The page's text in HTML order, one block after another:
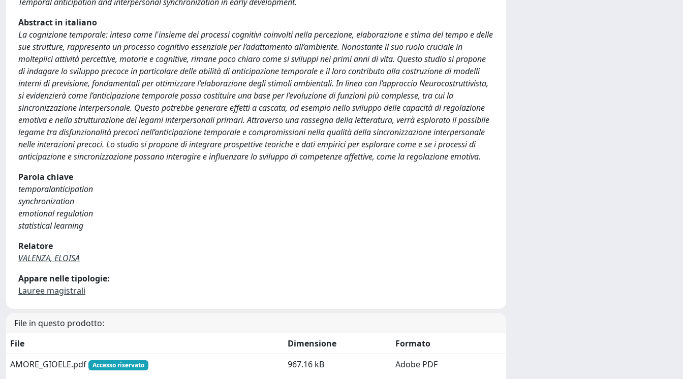
Abstract in italiano
La cognizione temporale: intesa come l'insieme dei processi cognitivi coinvolti nella percezione, elaborazione e stima del tempo e delle
sue strutture, rappresenta un processo cognitivo essenziale per l’adattamento all’ambiente. Nonostante il suo ruolo cruciale in
molteplici attività percettive, motorie e cognitive, rimane poco chiaro come si sviluppi nei primi anni di vita. Questo studio si propone
di indagare lo sviluppo precoce in particolare delle abilità di anticipazione temporale e il loro contributo alla costruzione di modelli
interni di previsione, fondamentali per ottimizzare l’elaborazione degli stimoli ambientali. In linea con l’approccio Neurocostruttivista,
si evidenzierà come l’anticipazione temporale possa costituire una base per l’evoluzione di funzioni più complesse, tra cui la
sincronizzazione interpersonale. Questo potrebbe generare effetti a cascata, ad esempio nello sviluppo delle capacità di regolazione
emotiva e nella strutturazione dei legami interpersonali primari. Attraverso una rassegna della letteratura, verrà esplorato il possibile
legame tra disfunzionalità precoci nell’anticipazione temporale e compromissioni nella qualità della sincronizzazione interpersonale
nelle interazioni precoci. Lo studio si propone di integrare prospettive teoriche e dati empirici per esplorare come e se i processi di
anticipazione e sincronizzazione possano interagire e influenzare lo sviluppo di competenze affettive, come la regolazione emotiva.
Parola chiave
temporalanticipation
synchronization
emotional regulation
statistical learning
Relatore
VALENZA, ELOISA
Appare nelle tipologie:
Lauree magistrali
File in questo prodotto:
File
Dimensione
Formato
AMORE_GIOELE.pdf
Accesso riservato 967.16 kB Adobe PDF